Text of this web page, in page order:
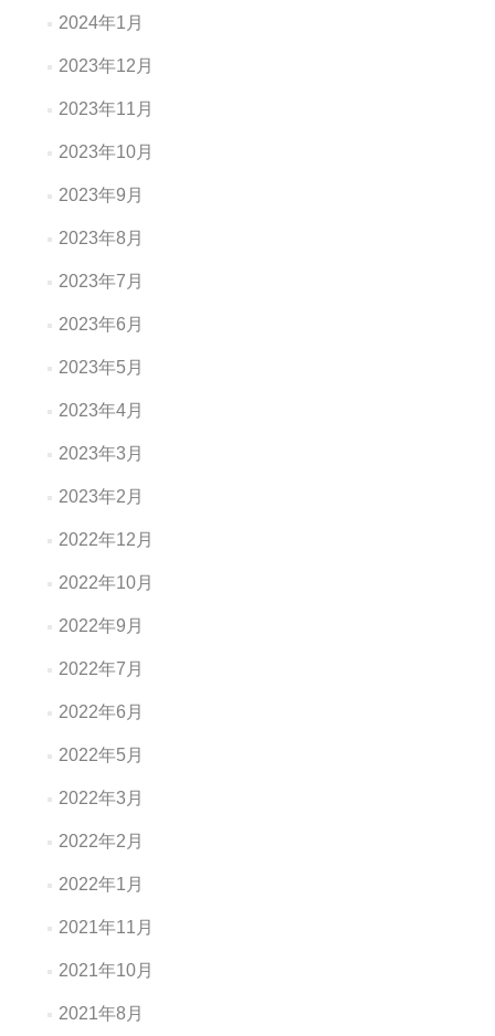
2024年1月
2023年12月
2023年11月
2023年10月
2023年9月
2023年8月
2023年7月
2023年6月
2023年5月
2023年4月
2023年3月
2023年2月
2022年12月
2022年10月
2022年9月
2022年7月
2022年6月
2022年5月
2022年3月
2022年2月
2022年1月
2021年11月
2021年10月
2021年8月